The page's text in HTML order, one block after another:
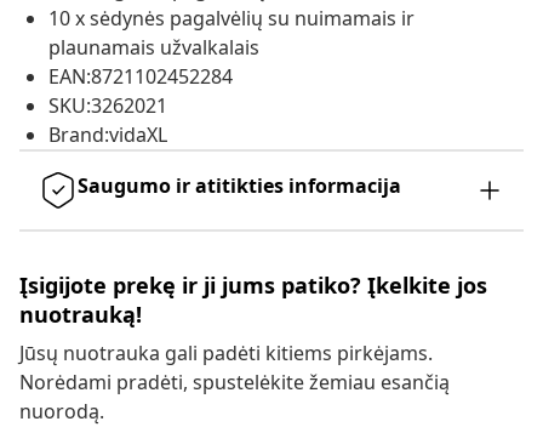
10 x sėdynės pagalvėlių su nuimamais ir
plaunamais užvalkalais
EAN:8721102452284
SKU:3262021
Brand:vidaXL
Saugumo ir atitikties informacija
Įsigijote prekę ir ji jums patiko? Įkelkite jos
nuotrauką!
Jūsų nuotrauka gali padėti kitiems pirkėjams.
Norėdami pradėti, spustelėkite žemiau esančią
nuorodą.